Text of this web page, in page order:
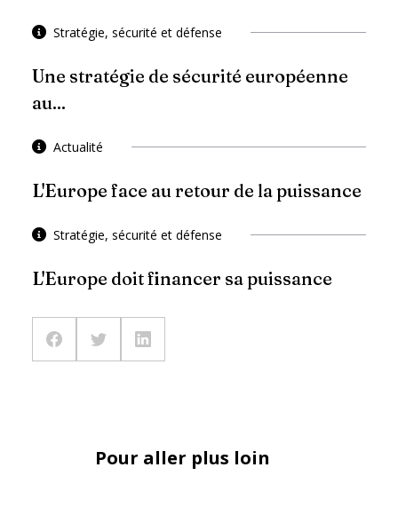
Stratégie, sécurité et défense
Une stratégie de sécurité européenne
au...
Actualité
L'Europe face au retour de la puissance
Stratégie, sécurité et défense
L'Europe doit financer sa puissance
Pour aller plus loin